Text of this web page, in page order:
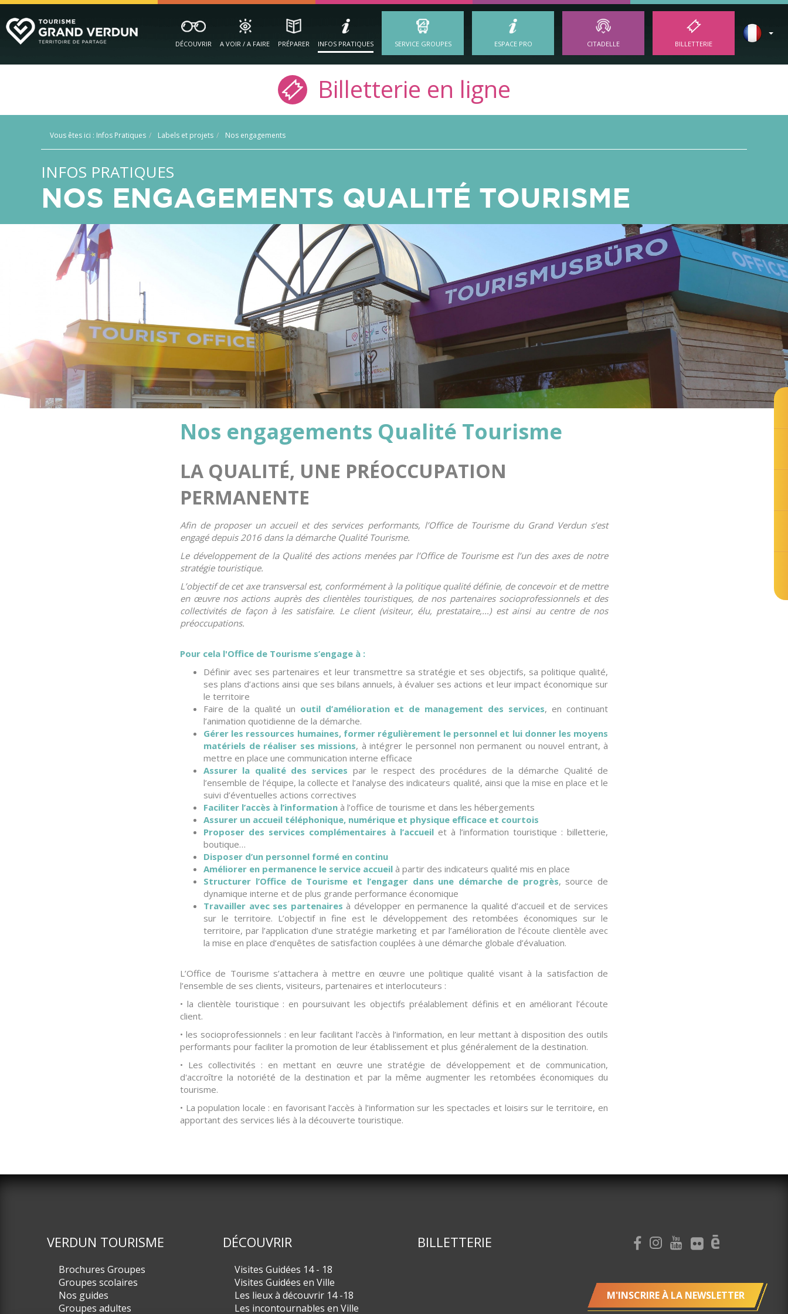
DÉCOUVRIR A VOIR / A FAIRE PRÉPARER INFOS PRATIQUES SERVICE GROUPES ESPACE PRO CITADELLE BILLETTERIE
Billetterie en ligne
Vous êtes ici : Infos Pratiques Labels et projets Nos engagements
INFOS PRATIQUES
NOS ENGAGEMENTS QUALITÉ TOURISME
Nos engagements Qualité Tourisme
LA QUALITÉ, UNE PRÉOCCUPATION
PERMANENTE
Afin de proposer un accueil et des services performants, l’Office de Tourisme du Grand Verdun s’est
engagé depuis 2016 dans la démarche Qualité Tourisme.
Le développement de la Qualité des actions menées par l’Office de Tourisme est l’un des axes de notre
stratégie touristique.
L’objectif de cet axe transversal est, conformément à la politique qualité définie, de concevoir et de mettre
en œuvre nos actions auprès des clientèles touristiques, de nos partenaires socioprofessionnels et des
collectivités de façon à les satisfaire. Le client (visiteur, élu, prestataire,...) est ainsi au centre de nos
préoccupations.
Pour cela l'Office de Tourisme s’engage à :
Définir avec ses partenaires et leur transmettre sa stratégie et ses objectifs, sa politique qualité,
ses plans d’actions ainsi que ses bilans annuels, à évaluer ses actions et leur impact économique sur
le territoire
Faire de la qualité un outil d’amélioration et de management des services, en continuant
l’animation quotidienne de la démarche.
Gérer les ressources humaines, former régulièrement le personnel et lui donner les moyens
matériels de réaliser ses missions, à intégrer le personnel non permanent ou nouvel entrant, à
mettre en place une communication interne efficace
Assurer la qualité des services par le respect des procédures de la démarche Qualité de
l’ensemble de l’équipe, la collecte et l’analyse des indicateurs qualité, ainsi que la mise en place et le
suivi d’éventuelles actions correctives
Faciliter l’accès à l’information à l’office de tourisme et dans les hébergements
Assurer un accueil téléphonique, numérique et physique efficace et courtois
Proposer des services complémentaires à l’accueil et à l’information touristique : billetterie,
boutique…
Disposer d’un personnel formé en continu
Améliorer en permanence le service accueil à partir des indicateurs qualité mis en place
Structurer l’Office de Tourisme et l’engager dans une démarche de progrès, source de
dynamique interne et de plus grande performance économique
Travailler avec ses partenaires à développer en permanence la qualité d’accueil et de services
sur le territoire. L’objectif in fine est le développement des retombées économiques sur le
territoire, par l’application d’une stratégie marketing et par l’amélioration de l’écoute clientèle avec
la mise en place d’enquêtes de satisfaction couplées à une démarche globale d’évaluation.
L’Office de Tourisme s’attachera à mettre en œuvre une politique qualité visant à la satisfaction de
l’ensemble de ses clients, visiteurs, partenaires et interlocuteurs :
• la clientèle touristique : en poursuivant les objectifs préalablement définis et en améliorant l’écoute
client.
• les socioprofessionnels : en leur facilitant l’accès à l’information, en leur mettant à disposition des outils
performants pour faciliter la promotion de leur établissement et plus généralement de la destination.
• Les collectivités : en mettant en œuvre une stratégie de développement et de communication,
d'accroître la notoriété de la destination et par la même augmenter les retombées économiques du
tourisme.
• La population locale : en favorisant l’accès à l’information sur les spectacles et loisirs sur le territoire, en
apportant des services liés à la découverte touristique.
VERDUN TOURISME
Brochures Groupes
Groupes scolaires
Nos guides
Groupes adultes
DÉCOUVRIR
Visites Guidées 14 - 18
Visites Guidées en Ville
Les lieux à découvrir 14 -18
Les incontournables en Ville
BILLETTERIE
M'INSCRIRE À LA NEWSLETTER